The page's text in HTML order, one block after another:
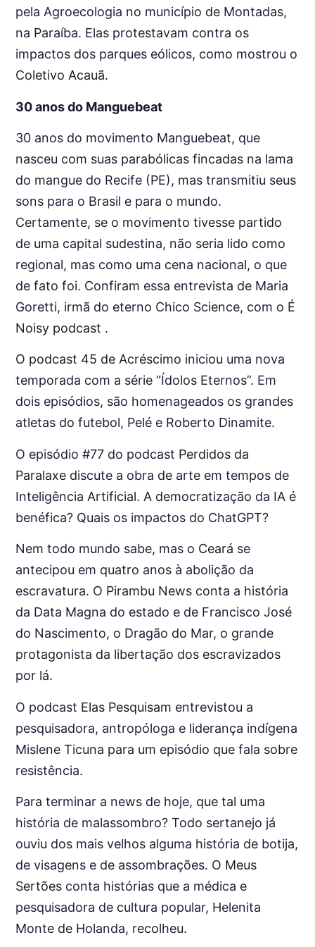
pela Agroecologia no município de Montadas,
na Paraíba. Elas protestavam contra os
impactos dos parques eólicos, como mostrou o
Coletivo Acauã.
30 anos do Manguebeat
30 anos do movimento Manguebeat, que
nasceu com suas parabólicas fincadas na lama
do mangue do Recife (PE), mas transmitiu seus
sons para o Brasil e para o mundo.
Certamente, se o movimento tivesse partido
de uma capital sudestina, não seria lido como
regional, mas como uma cena nacional, o que
de fato foi. Confiram essa entrevista de Maria
Goretti, irmã do eterno Chico Science, com o É
Noisy podcast .
O podcast 45 de Acréscimo iniciou uma nova
temporada com a série “Ídolos Eternos”. Em
dois episódios, são homenageados os grandes
atletas do futebol, Pelé e Roberto Dinamite.
O episódio #77 do podcast Perdidos da
Paralaxe discute a obra de arte em tempos de
Inteligência Artificial. A democratização da IA é
benéfica? Quais os impactos do ChatGPT?
Nem todo mundo sabe, mas o Ceará se
antecipou em quatro anos à abolição da
escravatura. O Pirambu News conta a história
da Data Magna do estado e de Francisco José
do Nascimento, o Dragão do Mar, o grande
protagonista da libertação dos escravizados
por lá.
O podcast Elas Pesquisam entrevistou a
pesquisadora, antropóloga e liderança indígena
Mislene Ticuna para um episódio que fala sobre
resistência.
Para terminar a news de hoje, que tal uma
história de malassombro? Todo sertanejo já
ouviu dos mais velhos alguma história de botija,
de visagens e de assombrações. O Meus
Sertões conta histórias que a médica e
pesquisadora de cultura popular, Helenita
Monte de Holanda, recolheu.